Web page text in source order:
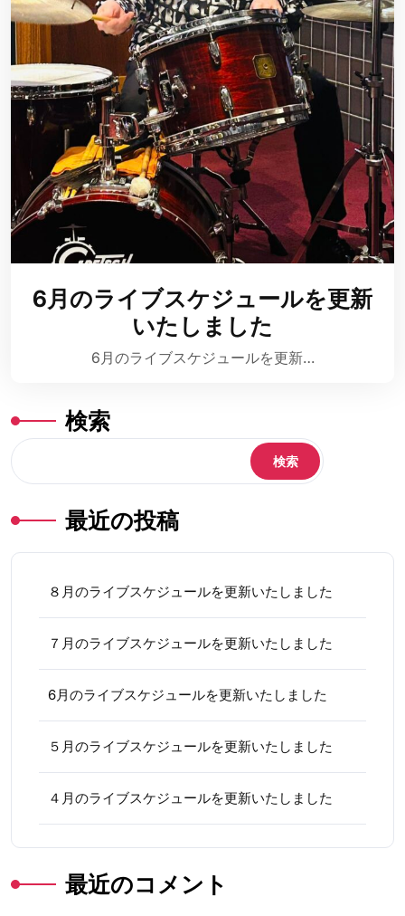
6月のライブスケジュールを更新
いたしました
6月のライブスケジュールを更新…
検索
検索
最近の投稿
８月のライブスケジュールを更新いたしました
７月のライブスケジュールを更新いたしました
6月のライブスケジュールを更新いたしました
５月のライブスケジュールを更新いたしました
４月のライブスケジュールを更新いたしました
最近のコメント